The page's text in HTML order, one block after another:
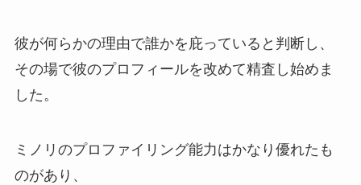
彼が何らかの理由で誰かを庇っていると判断し、
その場で彼のプロフィールを改めて精査し始めま
した。
ミノリのプロファイリング能力はかなり優れたも
のがあり、